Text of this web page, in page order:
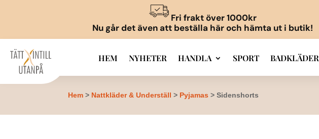
Fri frakt över 1000kr
Nu går det även att beställa här och hämta ut i butik!
HEM NYHETER HANDLA SPORT BADKLÄDER
Hem > Nattkläder & Underställ > Pyjamas > Sidenshorts